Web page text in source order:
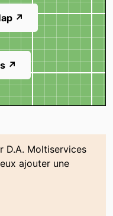
↗
↗
D.A. Moltiservices
ajouter une